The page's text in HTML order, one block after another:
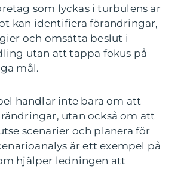
som lyckas i turbulens är
kan identifiera förändringar,
och omsätta beslut i
utan att tappa fokus på
mål.
handlar inte bara om att
utan också om att
scenarier och planera för
är ett exempel på
hjälper ledningen att